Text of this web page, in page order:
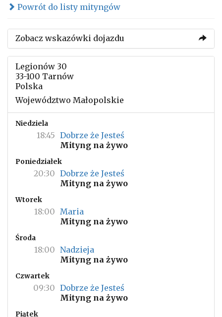
Powrót do listy mityngów
Zobacz wskazówki dojazdu
Legionów 30
33-100 Tarnów
Polska
Województwo Małopolskie
Niedziela
18:45 Dobrze że Jesteś
Mityng na żywo
Poniedziałek
20:30 Dobrze że Jesteś
Mityng na żywo
Wtorek
18:00 Maria
Mityng na żywo
Środa
18:00 Nadzieja
Mityng na żywo
Czwartek
09:30 Dobrze że Jesteś
Mityng na żywo
Piątek